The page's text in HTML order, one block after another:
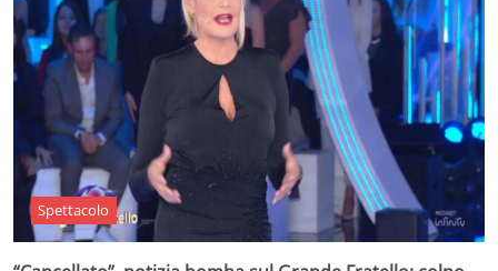
Spettacolo